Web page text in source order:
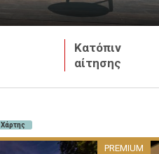
Κατόπιν
αίτησης
Χάρτης
PREMIUM